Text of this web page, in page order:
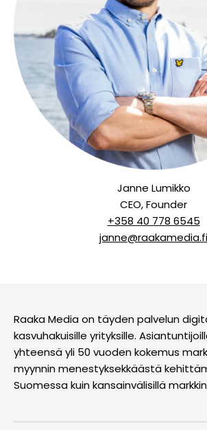
Janne Lumikko
CEO, Founder
+358 40 778 6545
janne@raakamedia.fi
Raaka Media on täyden palvelun
kasvuhakuisille yrityksille.
yhteensä yli 50 vuoden kokemus
myynnin menestyksekkäästä
Suomessa kuin kansainvälisillä